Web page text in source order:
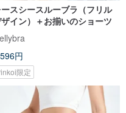
ースシースルーブラ（フリル
イン）＋お揃いのショーツ
円
限定